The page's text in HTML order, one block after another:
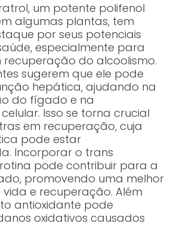
um potente polifenol
algumas plantas, tem
por seus potenciais
especialmente para
recuperação do alcoolismo.
sugerem que ele pode
hepática, ajudando na
do fígado e na
Isso se torna crucial
em recuperação, cuja
pode estar
Incorporar o trans
pode contribuir para a
promovendo uma melhor
e recuperação. Além
antioxidante pode
oxidativos causados